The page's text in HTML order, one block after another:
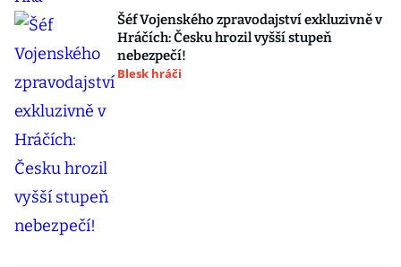
Šéf Vojenského zpravodajství exkluzivně v
Hráčích: Česku hrozil vyšší stupeň
nebezpečí!
Blesk hráči